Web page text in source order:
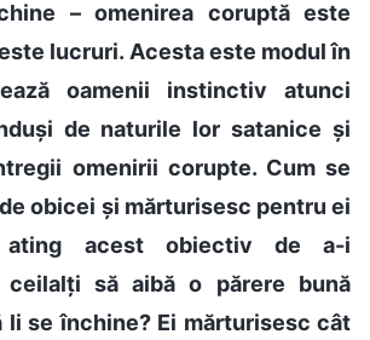
– omenirea coruptă este
lucruri. Acesta este modul în
oamenii instinctiv atunci
de naturile lor satanice și
omenirii corupte. Cum se
obicei și mărturisesc pentru ei
ating acest obiectiv de a-i
ceilalți să aibă o părere bună
li se închine? Ei mărturisesc cât